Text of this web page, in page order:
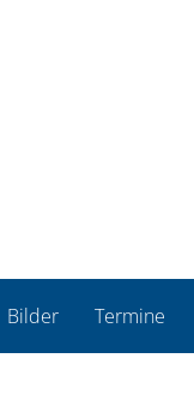
Bilder Termine